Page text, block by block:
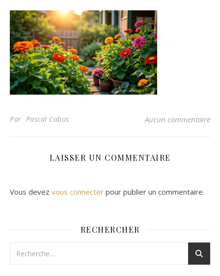
Par Pascal Cabus Aucun commentaire
LAISSER UN COMMENTAIRE
Vous devez vous connecter pour publier un commentaire.
RECHERCHER